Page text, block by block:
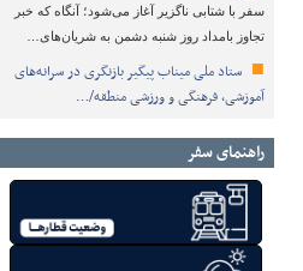
سفر با شتابی ناگزیر آغاز می‌شود؛ آنگاه که خبر
تجاوز بامداد روز شنبه دشمن به شریان‌های…
ستاد ملی میناب پیگیر بازنگری در سرانه‌های
آموزشی، فرهنگی و ورزشی منطقه/…
راهنمای سفر